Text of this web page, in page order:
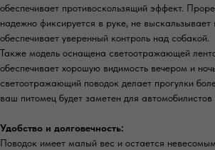
обеспечивает противоскользящий эффект.
надежно фиксируется в руке, не выскальзывает
обеспечивает уверенный контроль над собакой.
Также модель оснащена светоотражающей
обеспечивает хорошую видимость вечером и
светоотражающий поводок делает прогулки
ваш питомец будет заметен для автомобилистов
Удобство и долговечность:
Поводок имеет малый вес и остается